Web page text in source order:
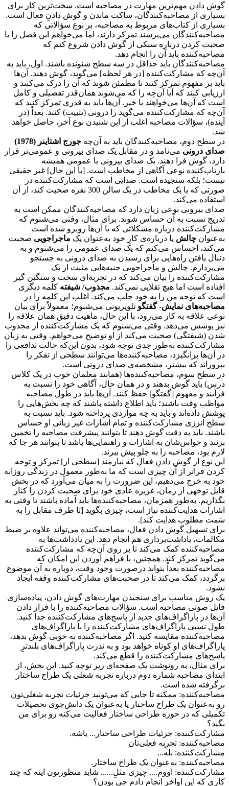
گوش دادن مهم‌ترین مهارت در مصاحبه است. سخت‌ترین کار برای
بسیاری از مصاحبه‌کنندگان، ساکت ماندن و گوش دادنِ فعال است.
بسیاری از کتاب‌های مربوط به مصاحبه، بر نوع سؤالاتی که
مصاحبه‌کنندگان می‌پرسند تمرکز دارند، اما می‌خواهم این فصل را با
صحبت کردن درباره سبکی از گوش دادن شروع کنم که
مصاحبه‌کننده باید آن را انجام دهد.
مصاحبه‌کنندگان باید حداقل در سه سطح شنونده باشند. اول، باید به
آن‌چه که مشارکت‌کننده [در هر لحظه] می‌گوید، گوش دهند. آن‌ها
باید بر مفهوم تمرکز کنند تا مطمئن شوند که آن را درک می‌کنند و
ارزیابی کنند که آیا آن‌چه را که می‌شوند همان‌قدر تفصیلی و کامل
است که آن‌ها می‌خواهند یا خیر. آن‌ها باید به قدری تمرکز کنند که
آن‌چه که مشارکت‌کننده می‌گوید را درونی (تثبیت) کنند. بعداً (در
آینده)، سؤالات مصاحبه اغلب از این شنیدن نوع آخر، حاصل خواهد
شد.
در سطح دوم، مصاحبه‌کنندگان باید به آن‌چه
جورج اشتاینر (1978)
صدای درونی می‌نامد و در مقابل یک صدای بیرونی و عمومی‌تر قرار
دارد، گوش فرا دهند. یک صدای بیرونی یا عمومی همیشه
بازتاب‌کننده نوعی آگاهی از مخاطب است. [با این حال] غیر حقیقی
نیست؛ بلکه سنجیده است. صدایی است که مشارکت‌کننده در
صورتی که با یک مخاطب در یک سالن 300 نفره صحبت کند، از آن
استفاده می‌کند.
صدای بیرونی نوعی زبان دارد که مصاحبه‌کنندگان ممکن است به
تدریج نسبت به آن حساس شوند. برای مثال، وقتی می‌شنوم که
مشارکت‌کننده درباره مشکلاتی که با آن‌ها روبرو شده است
به‌عنوان چالش یا درباره‌ی کارِ خود به‌عنوان یک ماجراجویی صحبت
می‌کند، احساس می‌کنم که یک صدای عمومی را می‌شنوم و به
دنبال یافتن راه‌هایی برای رسیدن به صدای درونی به جستجو
می‌پردازم. چالش و ماجراجویی جنبه‌هایی مثبت از یک
مشارکت‌کننده را بیان می‌کند که در تجربه‌ای سخت و سنگین گیر
افتاده است اما هیچ تقلایی نمی‌کند. مجذوب/ شیفته کلمه دیگری
است که توجه من را به خود جلب می‌کند. اغلب این کلمه را در
مصاحبه‌های نمایش- گفتگو تلویزیونی می‌شنوم؛ معمولاً برای بیان
نوعی علاقه به کار می‌رود، با این حال، ماهیت دقیق همان علاقه را
نیز پوشش می‌دهد. وقتی می‌شنوم که یک مشارکت‌کننده از مجذوب
شدن (شیفتگی) صحبت می‌کند از او توضیح می‌خواهم. وقتی به زبان
مشارکت‌کننده به‌طور جدی توجه شود، بدون این‌که حالت تدافعی را
در آن‌ها برانگیزد، مصاحبه‌کننده‌ها می‌توانند سطحی از تفکر را
بپروراند که بیشتر، مشخصه‌ی صدای درونی است.
در سطح سوم، مصاحبه‌کننده‌ها (همانند معلمان خوب در یک کلاس
درس) باید گوش بدهند و در همان حال، آگاهی خود را نسبت به
فرآیند و مفهوم [گفتگو] حفظ کنند. آن‌ها باید در طول مصاحبه
مواظب وقت باشند؛ باید اطلاع داشته باشند که چه بخش‌هایی را
پوشش داده‌اند و باید به چه مواردی پرداخته شود. باید نسبت به
سطح انرژی مشارکت‌کننده و تمام اشارات غیر زبانی او حساس
باشند. باید به دقت گوش دهند تا بتوانند پیشرفت مصاحبه را تخمین
بزنند و حواس‌شان به اشارات و راهنمایی‌ها باشد تا بتوانند هر جا که
لازم بود، مصاحبه را به جلو پیش ببرند.
این نوع از گوش دادنِ فعال كه نیازمند [سطحی از] تمرکز و توجه
کردن فراتر از آن ‌چیزی است که ما به‌طور معمول در زندگی روزانه
خود به خرج می‌دهیم، این ضرورت را به میان می‌آورد که در بخش
قابل توجهی از زمان، غریزه عادی خود برای صحبت کردن را کنار
بگذاریم. به‌طور همزمان، مصاحبه‌کننده‌ها باید آماده باشند تا وقتی به
اشارات هدایت‌کننده نیاز است، چیزی بگوید [تا طرف مقابل را به
سَمت مطلوب هدایت کند].
برای تسهیل گوش دادن فعال، مصاحبه‌کننده می‌تواند علاوه بر ضبط
مکالمات، یاداشت‌برداری هم انجام دهد. این یادداشت‌ها به
مصاحبه‌کننده کمک می‌کند تا بر روی آن‌چه که مشارکت‌کننده
می‌گوید تمرکز کند. همچنین، با فراهم آوردن این امکان که
مصاحبه‌کننده بعداً بتواند درصورت وجود وقت، دوباره به آن موضوع
برگردد، کمک می‌کند تا در صحبت‌های مشارکت‌کننده وقفه ایجاد
نشود.
یک روش مناسب برای سنجیدن مهارت‌های گوش دادن، پیاده‌سازی
فایل صوتی مصاحبه است. سؤالات مصاحبه‌کننده را با قرار دادن
آن‌ها در پاراگراف‌های جدید از پاسخ‌های مشارکت‌کننده جدا کنید.
طول نسبی پاراگراف‌های مشارکت‌کننده را با پاراگراف‌های
مصاحبه‌کننده مقایسه کنید. اگر مصاحبه‌کننده به خوبی گوش بدهد،
پاراگراف‌های او کوتاه خواهد بود و به ندرت پاراگراف‌های بلند‌ترِ
پاسخ‌های مشارکت‌کننده را قطع می‌کند.
برای مثال، به رونوشت یک صفحه‌ای زیر توجه کنید. این بخش، از
ابتدای مصاحبه شماره‌ دوم درباره‌ تجربه شغلی یک طراح ساختار
برگرفته شده است.
مصاحبه‌کننده‌: ممکنه تا جایی که می‌تونید جزئیات تجربه‌ شغلی‌تون
رو به‌عنوان یک طراح ساختار یا به‌عنوان یک دانش‌جوی تحصیلات
تکمیلی که در حوزه طراحی ساختار فعالیت می‌کنه رو برای من
بگید؟
مشارکت‌کننده: جزئیات طراحی ساختار... باشه.
مصاحبه‌کننده‌: تجربه فعلی‌تان
مشارکت‌کننده: بله...
مصاحبه‌کننده‌: به‌عنوان یک طراح ساختار.
مشارکت‌کننده: اووم.... چیزی مثلِ...... شاید منظورتون اینه که چند
کاری که این اواخر انجام دادم چی بودن؟